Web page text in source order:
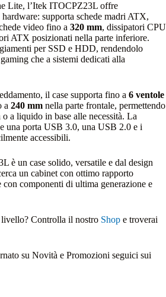
Lite, l’Itek ITOCPZ23L offre
supporta schede madri ATX,
video fino a 320 mm, dissipatori CPU
ATX posizionati nella parte inferiore.
per SSD e HDD, rendendolo
che a sistemi dedicati alla
il case supporta fino a 6 ventole
a 240 mm nella parte frontale, permettendo
a liquido in base alle necessità. La
una porta USB 3.0, una USB 2.0 e i
accessibili.
è un case solido, versatile e dal design
un cabinet con ottimo rapporto
con componenti di ultima generazione e
Controlla il nostro Shop e troverai
su Novità e Promozioni seguici sui